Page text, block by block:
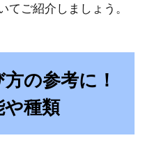
ご紹介しましょう。
の参考に！
種類